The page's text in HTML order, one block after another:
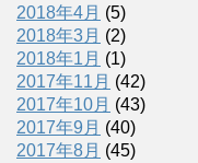
2018年4月 (5)
2018年3月 (2)
2018年1月 (1)
2017年11月 (42)
2017年10月 (43)
2017年9月 (40)
2017年8月 (45)